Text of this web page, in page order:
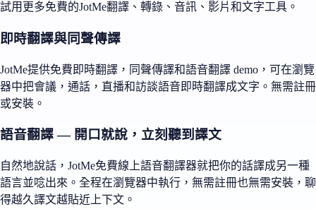
試用更多免費的JotMe翻譯、轉錄、音訊、影片和文字工具。
即時翻譯與同聲傳譯
JotMe提供免費即時翻譯，同聲傳譯和語音翻譯 demo，可在瀏覽
器中把會議，通話，直播和訪談語音即時翻譯成文字。無需註冊
或安裝。
語音翻譯 — 開口就說，立刻聽到譯文
自然地說話，JotMe免費線上語音翻譯器就把你的話譯成另一種
語言並唸出來。全程在瀏覽器中執行，無需註冊也無需安裝，聊
得越久譯文越貼近上下文。